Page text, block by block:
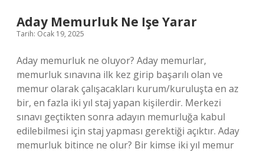
Aday Memurluk Ne Işe Yarar
Tarih: Ocak 19, 2025
Aday memurluk ne oluyor? Aday memurlar,
memurluk sınavına ilk kez girip başarılı olan ve
memur olarak çalışacakları kurum/kuruluşta en az
bir, en fazla iki yıl staj yapan kişilerdir. Merkezi
sınavı geçtikten sonra adayın memurluğa kabul
edilebilmesi için staj yapması gerektiği açıktır. Aday
memurluk bitince ne olur? Bir kimse iki yıl memur